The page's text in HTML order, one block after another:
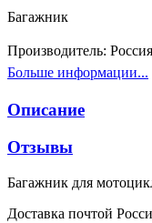
Багажник
Производитель: Россия
Больше информации...
Описание
Отзывы
Багажник для
Доставка почтой